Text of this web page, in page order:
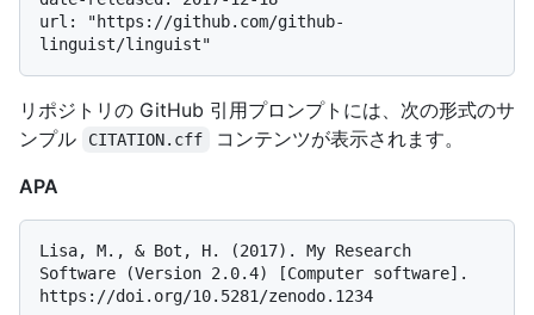
url: "https://github.com/github-
リポジトリの GitHub 引用プロンプトには、次の形式のサ
ンプル
CITATION.cff
コンテンツが表示されます。
APA
Lisa, M., & Bot, H. (2017). My Research
Software (Version 2.0.4) [Computer software].